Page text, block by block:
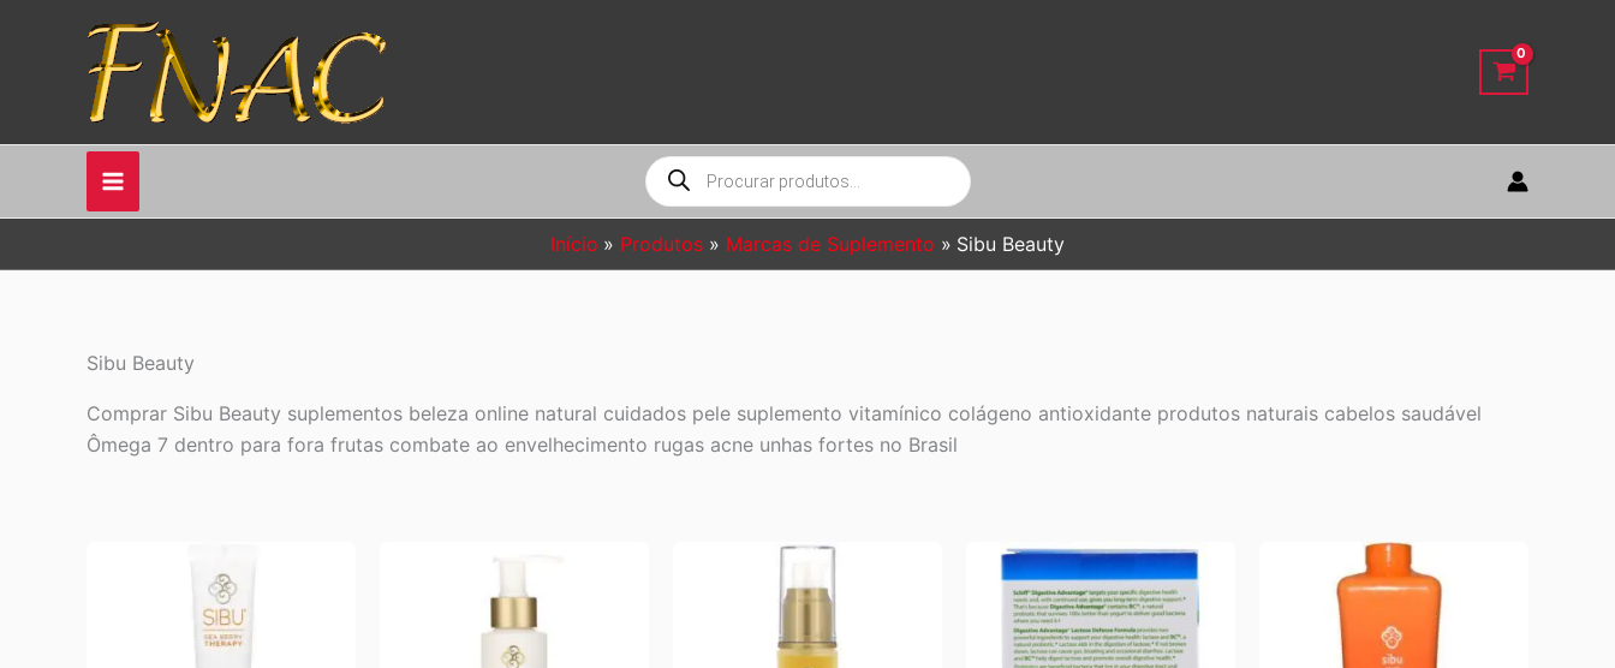
Pesquisar
produtos
Início Produtos Marcas de Suplemento Sibu Beauty
Sibu Beauty
Comprar Sibu Beauty suplementos beleza online natural cuidados pele suplemento vitamínico colágeno antioxidante produtos naturais cabelos saudável
Ômega 7 dentro para fora frutas combate ao envelhecimento rugas acne unhas fortes no Brasil